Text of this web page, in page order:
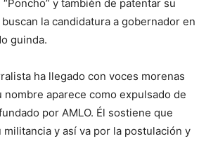
y también de patentar su
la candidatura a gobernador en
guinda.
ha llegado con voces morenas
aparece como expulsado de
por AMLO. Él sostiene que
y así va por la postulación y